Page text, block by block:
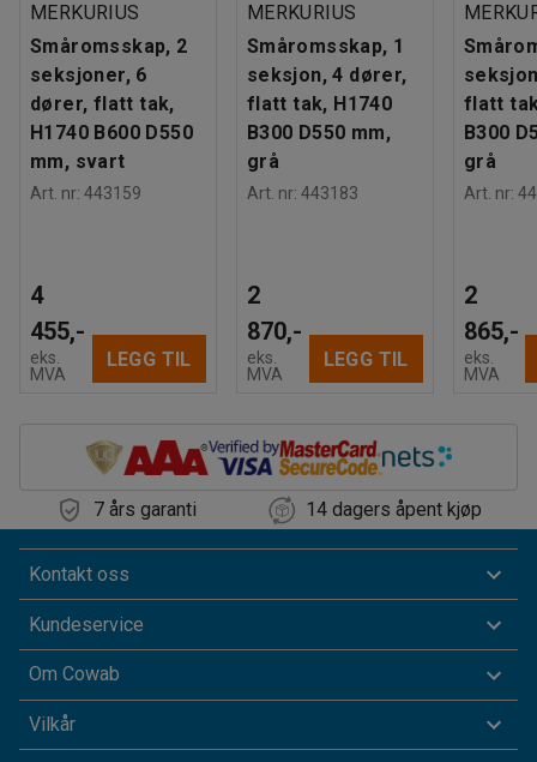
MERKURIUS
Småromsskap, 2
seksjoner, 6
dører, flatt tak,
H1740 B600 D550
mm, svart
Art. nr: 443159
4
455,-
eks.
MVA
LEGG TIL
MERKURIUS
Småromsskap, 1
seksjon, 4 dører,
flatt tak, H1740
B300 D550 mm,
grå
Art. nr: 443183
2
870,-
eks.
MVA
LEGG TIL
flatt
B300
grå
Art. nr:
2
865,-
eks.
MVA
7 års garanti 14 dagers åpent kjøp
Kontakt oss
Kundeservice
Om Cowab
Vilkår